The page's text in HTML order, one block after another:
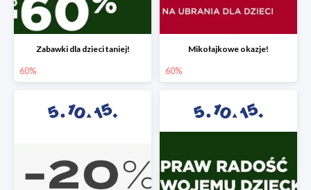
Zabawki dla dzieci taniej!
60%
Mikołajkowe okazje!
60%